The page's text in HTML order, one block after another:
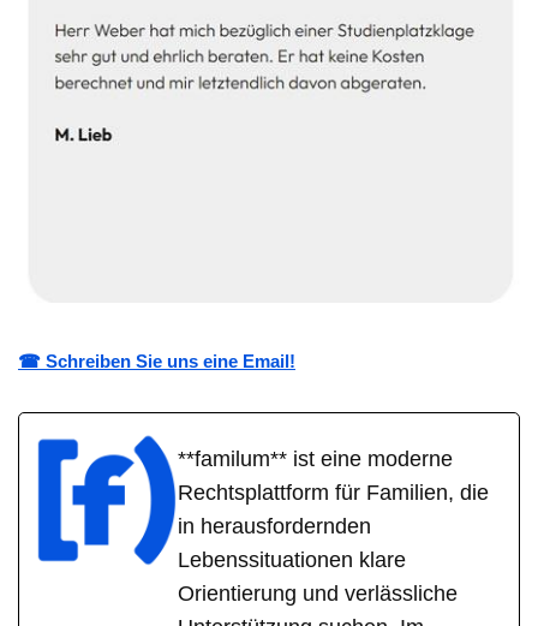
☎ Schreiben Sie uns eine Email!
**familum** ist eine moderne
Rechtsplattform für Familien, die
in herausfordernden
Lebenssituationen klare
Orientierung und verlässliche